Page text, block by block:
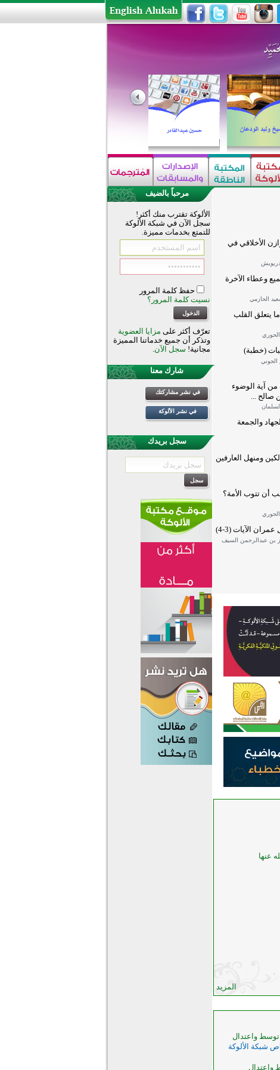
الأخلاقي في
وعطاء الآخرة
الحازمي
يتعلق القلب
(خطبة)
الجوني
من آية الوضوء
صالح ...
والجمعة
ومنهل العارفين
أن تتوب الأمة؟
الآيات (3-4)
بن عبدالرحمن السيف
عنها
المزيد
توسط واعتدال
شبكة الألوكة
واعتدال
مرحباً بالضيف
الألوكة تقترب منك أكثر!
سجل الآن في شبكة الألوكة
للتمتع بخدمات مميزة.
حفظ كلمة المرور
نسيت كلمة المرور؟
تعرّف أكثر على مزايا العضوية
وتذكر أن جميع خدماتنا المميزة
مجانية! سجل الآن.
شارك معنا
في نشر مشاركتك
في نشر الألوكة
سجل بريدك